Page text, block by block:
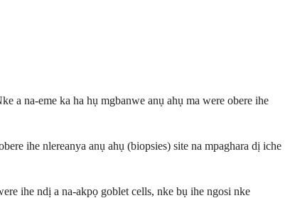
a na-eme ka ha hụ mgbanwe anụ ahụ ma were obere ihe
ihe nlereanya anụ ahụ (biopsies) site na mpaghara dị iche
ihe ndị a na-akpọ goblet cells, nke bụ ihe ngosi nke